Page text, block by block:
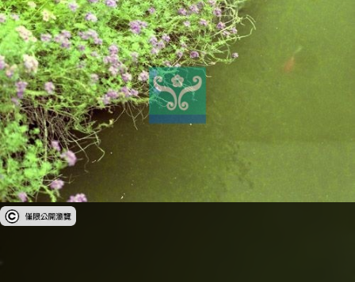
受著作權法保護-僅限於本平台有限度公開瀏覽